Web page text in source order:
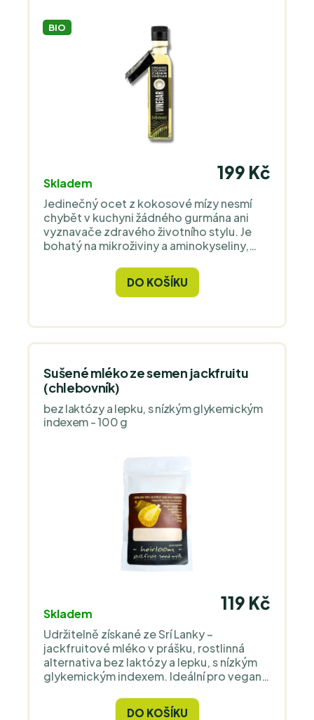
BIO
Skladem
199 Kč
Jedinečný ocet z kokosové mízy nesmí
chybět v kuchyni žádného gurmána ani
vyznavače zdravého životního stylu. Je
bohatý na mikroživiny a aminokyseliny,
Nahraďte jím váš jablečný ocet pro
delikátní salátové zálivky.
DO KOŠÍKU
Sušené mléko ze semen jackfruitu
(chlebovník)
bez laktózy a lepku, s nízkým glykemickým
indexem - 100 g
Skladem
119 Kč
Udržitelně získané ze Srí Lanky –
jackfruitové mléko v prášku, rostlinná
alternativa bez laktózy a lepku, s nízkým
glykemickým indexem. Ideální pro vegany
DO KOŠÍKU